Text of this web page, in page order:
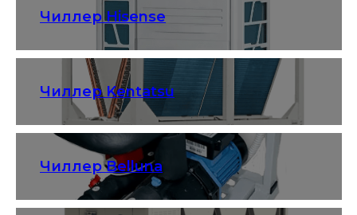
Чиллер Hisense
Чиллер Kentatsu
Чиллер Belluna